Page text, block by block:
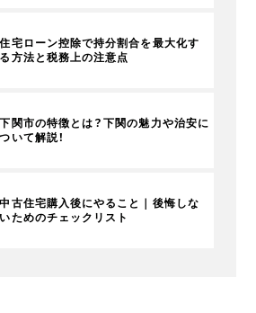
住宅ローン控除で持分割合を最大化す
る方法と税務上の注意点
下関市の特徴とは？下関の魅力や治安に
ついて解説！
中古住宅購入後にやること｜後悔しな
いためのチェックリスト